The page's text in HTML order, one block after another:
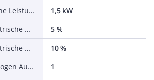
Max. abgegebene Leistung bei linearer Belastung bei Bemessungsausgangsspannung
1,5 kW
Relative symmetrische Netzfrequenztoleranz
5 %
Relative symmetrische Netzspannungstoleranz
10 %
Anzahl der analogen Ausgänge
1